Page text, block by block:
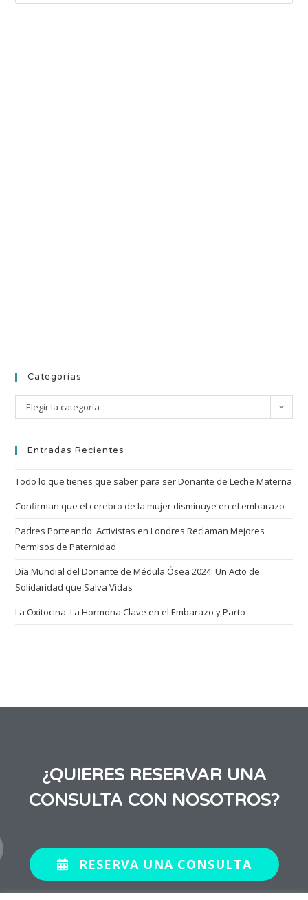
Categorías
Elegir la categoría
Entradas Recientes
Todo lo que tienes que saber para ser Donante de Leche Materna
Confirman que el cerebro de la mujer disminuye en el embarazo
Padres Porteando: Activistas en Londres Reclaman Mejores
Permisos de Paternidad
Día Mundial del Donante de Médula Ósea 2024: Un Acto de
Solidaridad que Salva Vidas
La Oxitocina: La Hormona Clave en el Embarazo y Parto
¿QUIERES RESERVAR UNA
CONSULTA CON NOSOTROS?
RESERVA UNA CONSULTA